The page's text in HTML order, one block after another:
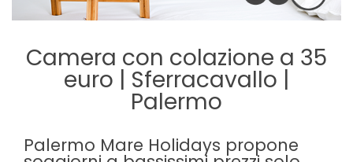
Camera con colazione a 35
euro | Sferracavallo |
Palermo
Palermo Mare Holidays propone